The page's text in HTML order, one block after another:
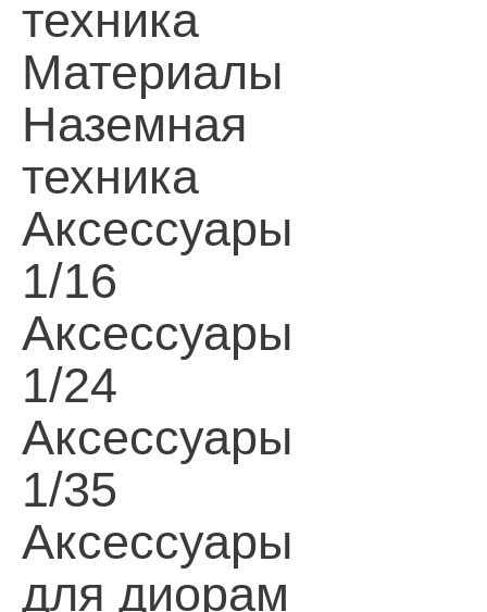
техника
Материалы
Наземная
техника
Аксессуары
1/16
Аксессуары
1/24
Аксессуары
1/35
Аксессуары
для диорам